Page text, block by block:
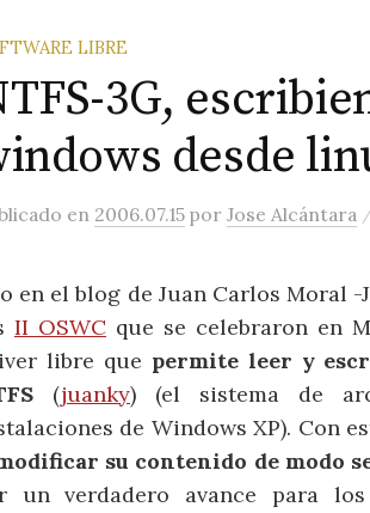
LIBRE
3G,
desde
en 2006.07.15 por Jose Alcántara
en el blog de Juan Carlos Moral
II OSWC que se celebraron en
libre que permite leer y
(juanky) (el sistema de
de Windows XP). Con
su contenido de modo
un verdadero avance para